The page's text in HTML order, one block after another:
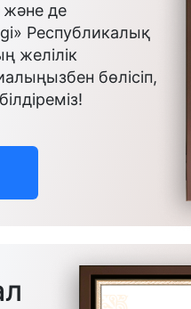
және де
Республикалық
желілік
бөлісіп,